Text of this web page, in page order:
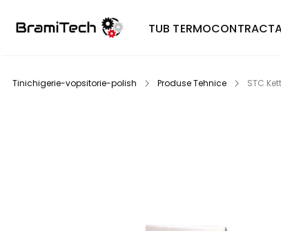
TUB
Tinichigerie-vopsitorie-polish Produse Tehnice STC